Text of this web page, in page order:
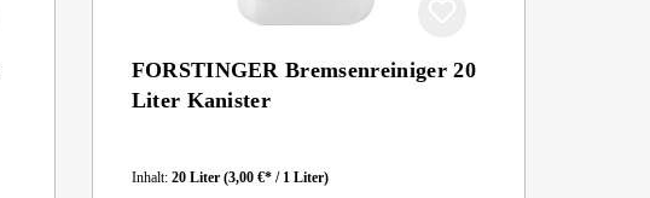
FORSTINGER Bremsenreiniger 20
Liter Kanister
Inhalt: 20 Liter (3,00 €* / 1 Liter)